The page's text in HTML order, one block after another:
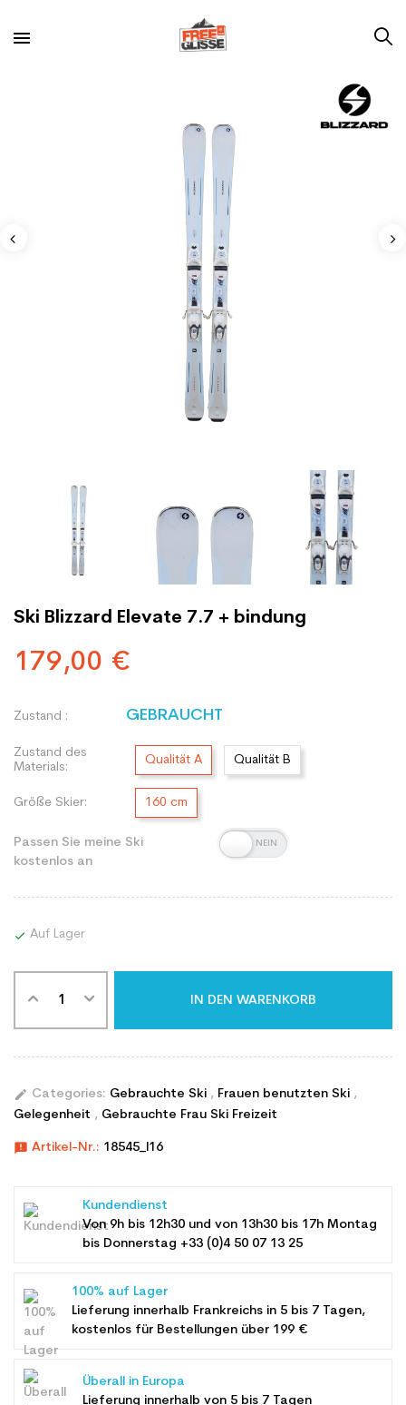
Ski Blizzard Elevate 7.7 + bindung
179,00 €
Zustand : GEBRAUCHT
Zustand des
Materials:
Qualität A Qualität B
Größe Skier: 160 cm
Passen Sie meine Ski
kostenlos an
 Auf Lager
IN DEN WARENKORB
edit Categories: Gebrauchte Ski , Frauen benutzten Ski ,
Gelegenheit , Gebrauchte Frau Ski Freizeit
announcement Artikel-Nr.: 18545_l16
Kundendienst
Von 9h bis 12h30 und von 13h30 bis 17h Montag
bis Donnerstag +33 (0)4 50 07 13 25
100% auf Lager
Lieferung innerhalb Frankreichs in 5 bis 7 Tagen,
kostenlos für Bestellungen über 199 €
Überall in Europa
Lieferung innerhalb von 5 bis 7 Tagen